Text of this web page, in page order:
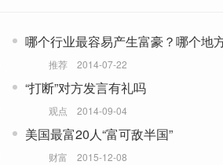
哪个行业最容易产生富豪？哪个地
多？推荐 2014-07-22
“打断”对方发言有礼吗
观点 2014-09-04
美国最富20人“富可敌半国”
财富 2015-12-08